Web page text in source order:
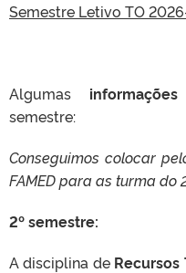
Semestre Letivo TO
Algumas
semestre:
Conseguimos colocar
FAMED para as turma do
2º semestre:
A disciplina de Recursos